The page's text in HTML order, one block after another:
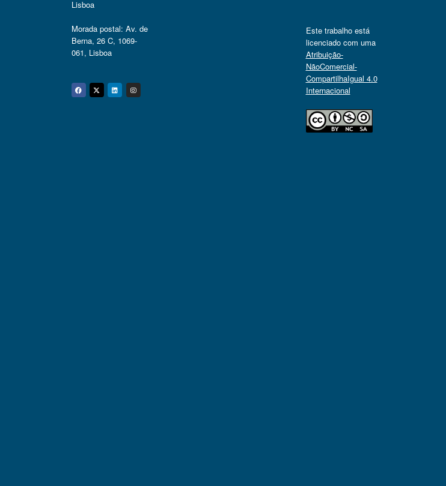
Lisboa
Morada postal: Av. de
Berna, 26 C, 1069-
061, Lisboa
Facebook
Twitter
Linkedin
Instagram
Este trabalho está
licenciado com uma
Atribuição-
NãoComercial-
CompartilhaIgual 4.0
Internacional